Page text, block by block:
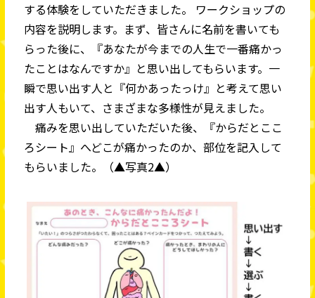
する体験をしていただきました。 ワークショップの
内容を説明します。まず、皆さんに名前を書いても
らった後に、『あなたが今までの人生で一番痛かっ
たことはなんですか』と思い出してもらいます。一
瞬で思い出す人と『何かあったっけ』と考えて思い
出す人もいて、さまざまな多様性が見えました。
痛みを思い出していただいた後、『からだとここ
ろシート』へどこが痛かったのか、部位を記入して
もらいました。（▲写真2▲）